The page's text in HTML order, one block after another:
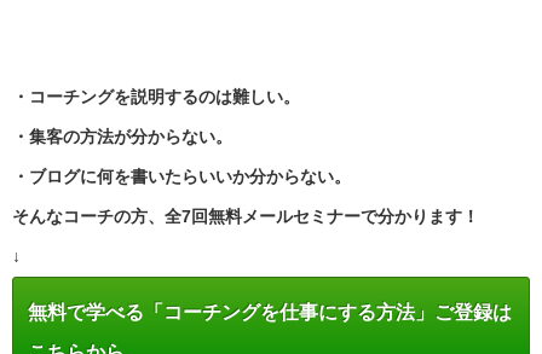
・コーチングを説明するのは難しい。
・集客の方法が分からない。
・ブログに何を書いたらいいか分からない。
そんなコーチの方、全7回無料メールセミナーで分かります！
↓
無料で学べる「コーチングを仕事にする方法」ご登録は